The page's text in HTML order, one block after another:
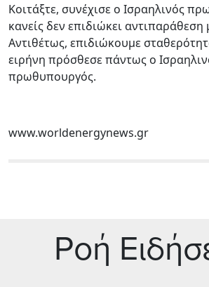
Κοιτάξτε, συνέχισε ο Ισραηλινός
κανείς δεν επιδιώκει αντιπαράθεση
Αντιθέτως, επιδιώκουμε
ειρήνη πρόσθεσε πάντως ο
πρωθυπουργός.
www.worldenergynews.gr
Ρoή